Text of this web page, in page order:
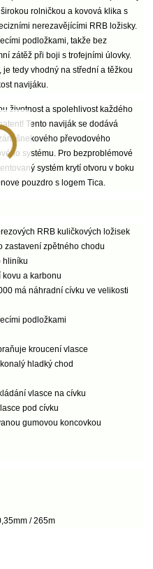
rolničkou a kovová klika s
nerezavějícími RRB ložisky.
podložkami, takže bez
zátěž při boji s trofejními úlovky.
tedy vhodný na střední a těžkou
navijáku.
životnost a spolehlivost každého
Tento naviják se dodává
šnekového převodového
systému. Pro bezproblémové
systém krytí otvoru v boku
pouzdro s logem Tica.
RRB kuličkových ložisek
zastavení zpětného chodu
hliníku
a karbonu
má náhradní cívku ve velikosti
podložkami
kroucení vlasce
hladký chod
vlasce na cívku
pod cívku
gumovou koncovkou
/ 265m